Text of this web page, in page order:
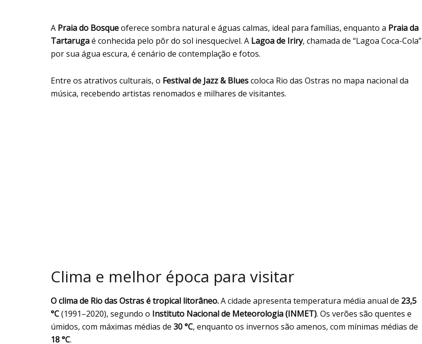
A Praia do Bosqueoferece sombra natural e águas calmas, ideal para famílias, enquanto a Praia da
Tartarugaé conhecida pelo pôr do sol inesquecível. A Lagoa de Iriry, chamada de “Lagoa Coca-Cola”
por sua água escura, é cenário de contemplação e fotos.
Entre os atrativos culturais, o Festival de Jazz & Bluescoloca Rio das Ostras no mapa nacional da
música, recebendo artistas renomados e milhares de visitantes.
Clima e melhor época para visitar
O clima de Rio das Ostras é tropical litorâneo.A cidade apresenta temperatura média anual de 23,5
°C(1991–2020), segundo o Instituto Nacional de Meteorologia (INMET). Os verões são quentes e
úmidos, com máximas médias de 30 °C, enquanto os invernos são amenos, com mínimas médias de
18 °C.